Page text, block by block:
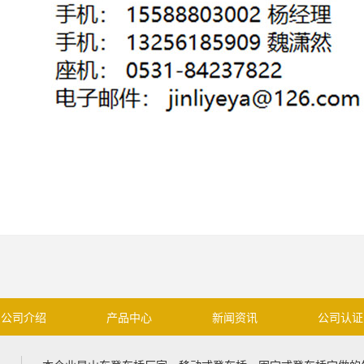
公司介绍 产品中心 新闻资讯 公司认证